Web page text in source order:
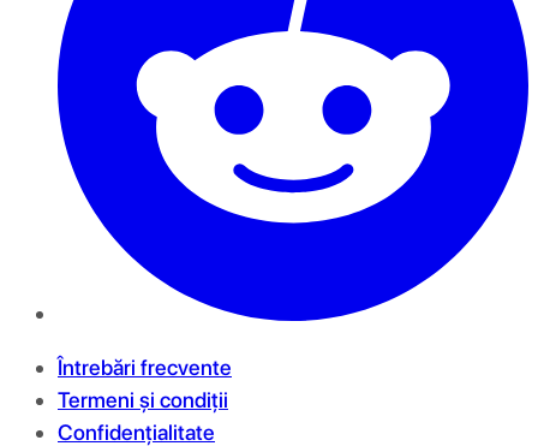
Întrebări frecvente
Termeni și condiții
Confidențialitate